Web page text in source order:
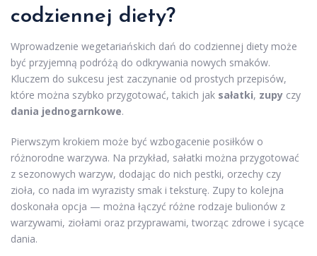
codziennej diety?
Wprowadzenie wegetariańskich dań do codziennej diety może
być przyjemną podróżą do odkrywania nowych smaków.
Kluczem do sukcesu jest zaczynanie od prostych przepisów,
które można szybko przygotować, takich jak sałatki, zupy czy
dania jednogarnkowe.
Pierwszym krokiem może być wzbogacenie posiłków o
różnorodne warzywa. Na przykład, sałatki można przygotować
z sezonowych warzyw, dodając do nich pestki, orzechy czy
zioła, co nada im wyrazisty smak i teksturę. Zupy to kolejna
doskonała opcja — można łączyć różne rodzaje bulionów z
warzywami, ziołami oraz przyprawami, tworząc zdrowe i sycące
dania.